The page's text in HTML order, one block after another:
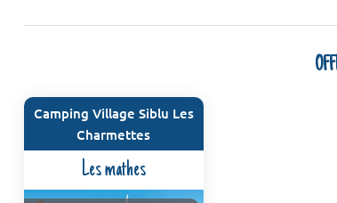
Camping Village Siblu Les
Charmettes
Les mathes